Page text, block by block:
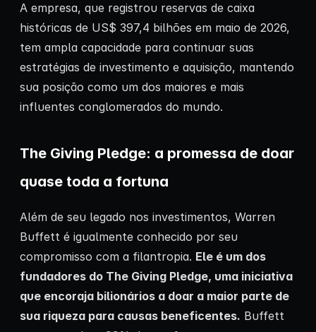
A empresa, que registrou reservas de caixa
históricas de US$ 397,4 bilhões em maio de 2026,
tem ampla capacidade para continuar suas
estratégias de investimento e aquisição, mantendo
sua posição como um dos maiores e mais
influentes conglomerados do mundo.
The Giving Pledge: a promessa de doar
quase toda a fortuna
Além de seu legado nos investimentos, Warren
Buffett é igualmente conhecido por seu
compromisso com a filantropia. Ele é um dos
fundadores do The Giving Pledge, uma iniciativa
que encoraja bilionários a doar a maior parte de
sua riqueza para causas beneficentes. Buffett